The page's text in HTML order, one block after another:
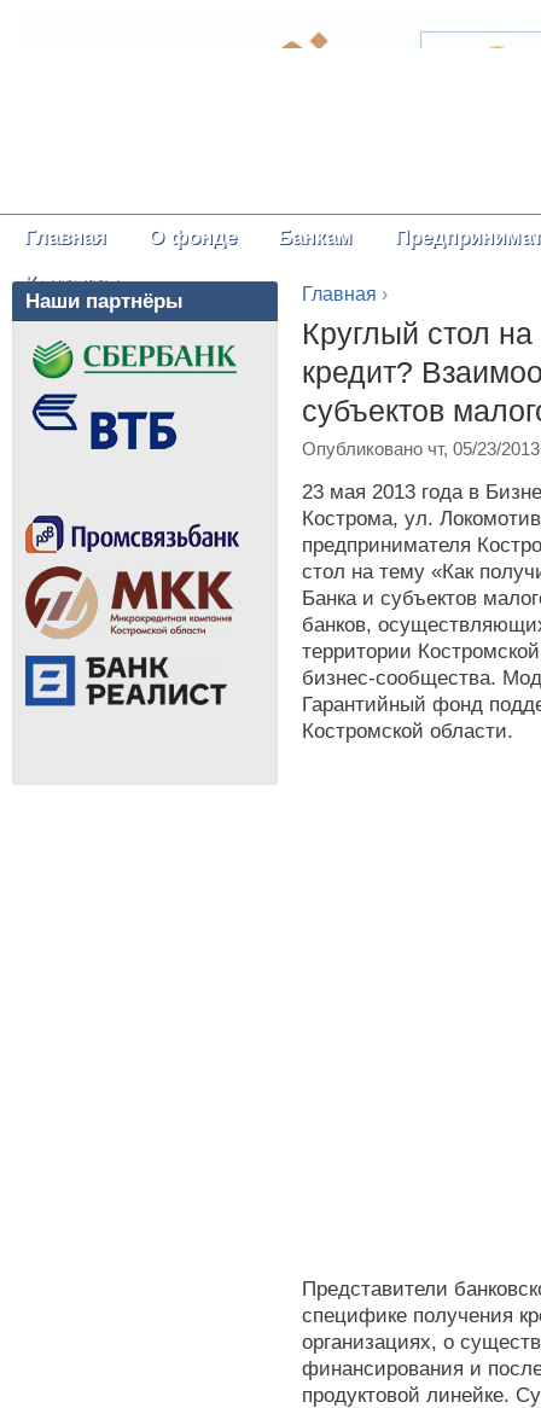
Главная ›
Круглый стол
кредит?
субъектов
Опубликовано чт, 05/23/
23 мая 2013 года в
Кострома, ул.
предпринимателя
стол на тему «Как
Банка и субъектов
банков,
территории
бизнес-сообщества.
Гарантийный фонд
Костромской области.
Представители
специфике получения
организациях, о
финансирования и
продуктовой линейке.
Главное меню
Главная О фонде Банкам
Контакты
Наши партнёры